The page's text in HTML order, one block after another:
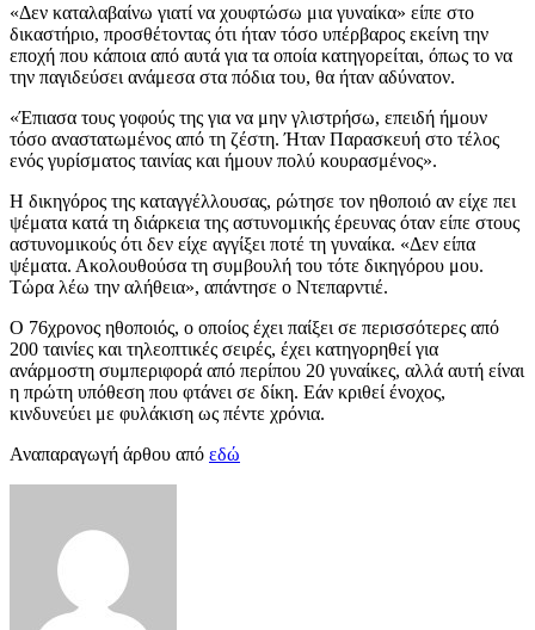
«Δεν καταλαβαίνω γιατί να χουφτώσω μια γυναίκα» είπε στο
δικαστήριο, προσθέτοντας ότι ήταν τόσο υπέρβαρος εκείνη την
εποχή που κάποια από αυτά για τα οποία κατηγορείται, όπως το να
την παγιδεύσει ανάμεσα στα πόδια του, θα ήταν αδύνατον.
«Έπιασα τους γοφούς της για να μην γλιστρήσω, επειδή ήμουν
τόσο αναστατωμένος από τη ζέστη. Ήταν Παρασκευή στο τέλος
ενός γυρίσματος ταινίας και ήμουν πολύ κουρασμένος».
Η δικηγόρος της καταγγέλλουσας, ρώτησε τον ηθοποιό αν είχε πει
ψέματα κατά τη διάρκεια της αστυνομικής έρευνας όταν είπε στους
αστυνομικούς ότι δεν είχε αγγίξει ποτέ τη γυναίκα. «Δεν είπα
ψέματα. Ακολουθούσα τη συμβουλή του τότε δικηγόρου μου.
Τώρα λέω την αλήθεια», απάντησε ο Ντεπαρντιέ.
Ο 76χρονος ηθοποιός, ο οποίος έχει παίξει σε περισσότερες από
200 ταινίες και τηλεοπτικές σειρές, έχει κατηγορηθεί για
ανάρμοστη συμπεριφορά από περίπου 20 γυναίκες, αλλά αυτή είναι
η πρώτη υπόθεση που φτάνει σε δίκη. Εάν κριθεί ένοχος,
κινδυνεύει με φυλάκιση ως πέντε χρόνια.
Αναπαραγωγή άρθου από εδώ